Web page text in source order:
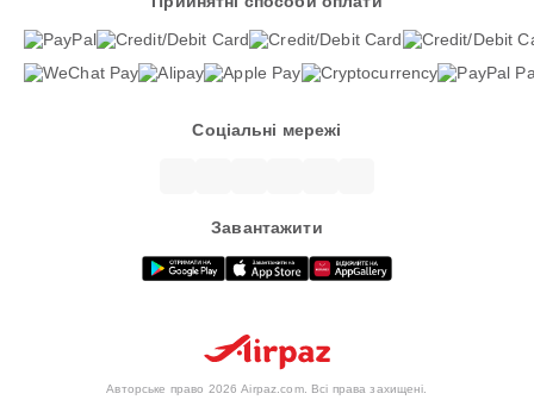
Соціальні мережі
Завантажити
Авторське право 2026 Airpaz.com. Всі права захищені.